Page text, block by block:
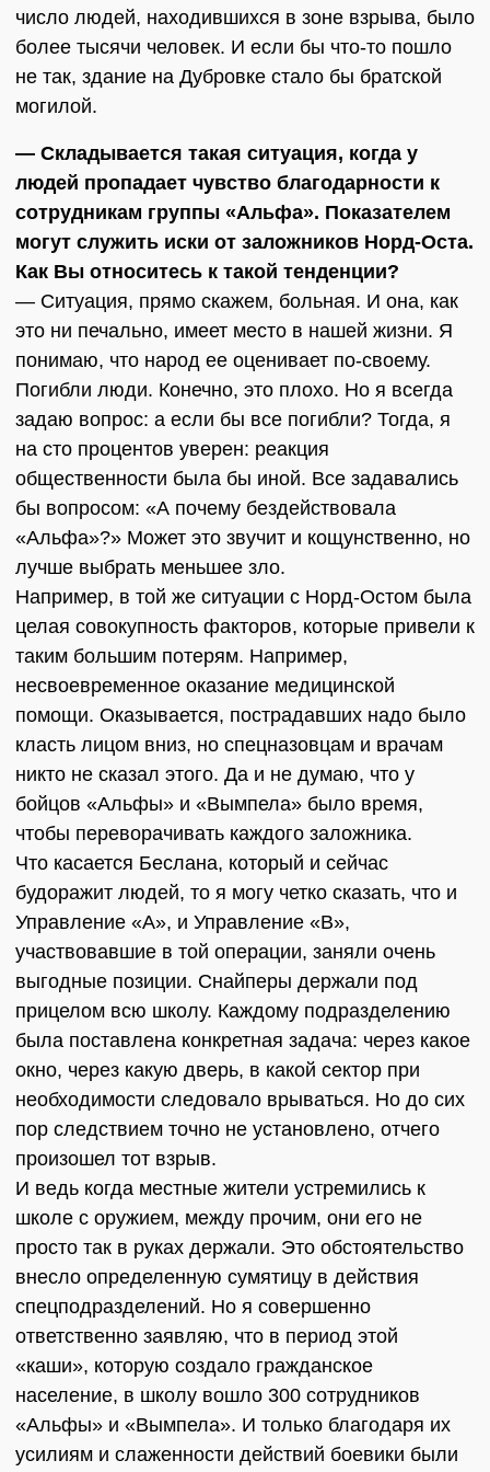
число людей, находившихся в зоне взрыва, было
более тысячи человек. И если бы что-то пошло
не так, здание на Дубровке стало бы братской
могилой.
— Складывается такая ситуация, когда у
людей пропадает чувство благодарности к
сотрудникам группы «Альфа». Показателем
могут служить иски от заложников Норд-Оста.
Как Вы относитесь к такой тенденции?
— Ситуация, прямо скажем, больная. И она, как
это ни печально, имеет место в нашей жизни. Я
понимаю, что народ ее оценивает по-своему.
Погибли люди. Конечно, это плохо. Но я всегда
задаю вопрос: а если бы все погибли? Тогда, я
на сто процентов уверен: реакция
общественности была бы иной. Все задавались
бы вопросом: «А почему бездействовала
«Альфа»?» Может это звучит и кощунственно, но
лучше выбрать меньшее зло.
Например, в той же ситуации с Норд-Остом была
целая совокупность факторов, которые привели к
таким большим потерям. Например,
несвоевременное оказание медицинской
помощи. Оказывается, пострадавших надо было
класть лицом вниз, но спецназовцам и врачам
никто не сказал этого. Да и не думаю, что у
бойцов «Альфы» и «Вымпела» было время,
чтобы переворачивать каждого заложника.
Что касается Беслана, который и сейчас
будоражит людей, то я могу четко сказать, что и
Управление «А», и Управление «В»,
участвовавшие в той операции, заняли очень
выгодные позиции. Снайперы держали под
прицелом всю школу. Каждому подразделению
была поставлена конкретная задача: через какое
окно, через какую дверь, в какой сектор при
необходимости следовало врываться. Но до сих
пор следствием точно не установлено, отчего
произошел тот взрыв.
И ведь когда местные жители устремились к
школе с оружием, между прочим, они его не
просто так в руках держали. Это обстоятельство
внесло определенную сумятицу в действия
спецподразделений. Но я совершенно
ответственно заявляю, что в период этой
«каши», которую создало гражданское
население, в школу вошло 300 сотрудников
«Альфы» и «Вымпела». И только благодаря их
усилиям и слаженности действий боевики были